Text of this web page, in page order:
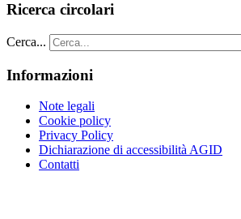
Ricerca circolari
Cerca...
Informazioni
Note legali
Cookie policy
Privacy Policy
Dichiarazione di accessibilità AGID
Contatti